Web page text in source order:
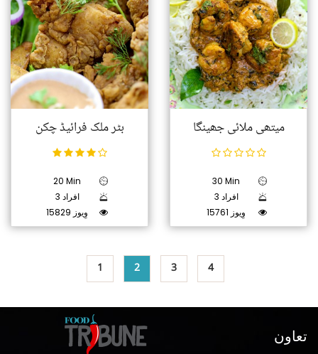
بٹر ملک فرائیڈ چکن
20 Min
3 افراد
15829 وِیوز
میتھی ملائی جھینگا
30 Min
3 افراد
15761 وِیوز
1 2 3 4
تعاون